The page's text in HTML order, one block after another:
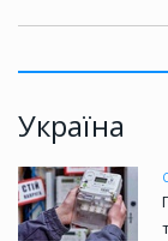
Україна